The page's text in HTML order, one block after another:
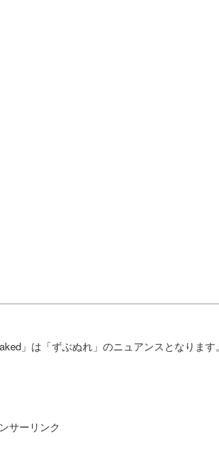
」は「ずぶぬれ」のニュアンスとなります。
サーリンク